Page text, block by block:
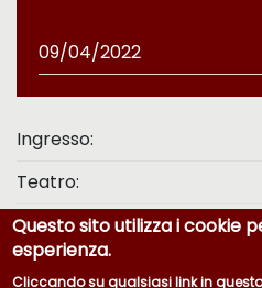
09/04/2022
Ingresso:
Teatro:
Questo sito utilizza i cookie
esperienza.
Cliccando su qualsiasi link in